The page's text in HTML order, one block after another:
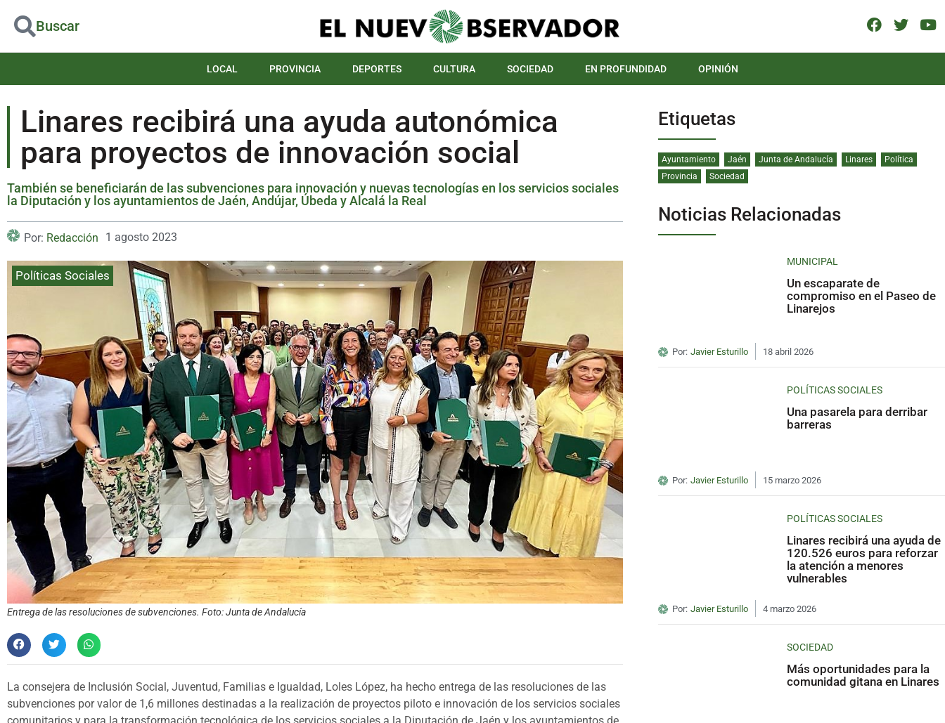
Buscar
LOCAL PROVINCIA DEPORTES CULTURA SOCIEDAD EN PROFUNDIDAD OPINIÓN
Linares recibirá una ayuda autonómica
para proyectos de innovación social
También se beneficiarán de las subvenciones para innovación y nuevas tecnologías en los servicios sociales
la Diputación y los ayuntamientos de Jaén, Andújar, Úbeda y Alcalá la Real
Por: Redacción 1 agosto 2023
Políticas Sociales
Entrega de las resoluciones de subvenciones. Foto: Junta de Andalucía
La consejera de Inclusión Social, Juventud, Familias e Igualdad, Loles López, ha hecho entrega de las resoluciones de las
subvenciones por valor de 1,6 millones destinadas a la realización de proyectos piloto e innovación de los servicios sociales
comunitarios y para la transformación tecnológica de los servicios sociales a la Diputación de Jaén y los ayuntamientos de
Etiquetas
Ayuntamiento Jaén Junta de Andalucía Linares
Política
Provincia
Sociedad
Noticias Relacionadas
MUNICIPAL
Un escaparate de
compromiso en el Paseo de
Linarejos
Por: Javier Esturillo 18 abril 2026
POLÍTICAS SOCIALES
Una pasarela para derribar
barreras
Por: Javier Esturillo 15 marzo 2026
POLÍTICAS SOCIALES
Linares recibirá una ayuda de
120.526 euros para reforzar
la atención a menores
vulnerables
Por: Javier Esturillo 4 marzo 2026
SOCIEDAD
Más oportunidades para la
comunidad gitana en Linares